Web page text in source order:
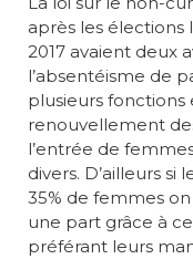
après les élections
2017 avaient deux
l’absentéisme de
plusieurs fonctions
renouvellement
l’entrée de
divers. D’ailleurs
35% de femmes
une part grâce à
préférant leurs